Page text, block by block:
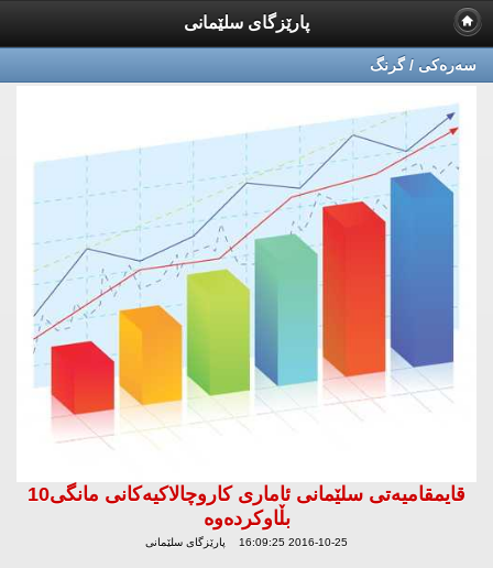
پارێزگای سلێمانی
سه‌ره‌كی / گرنگ
قایمقامیه‌تی سلێمانی ئاماری كاروچالاكیه‌كانی مانگی10
بڵاوكرده‌وه‌
2016-10-25 16:09:25 پارێزگای سلێمانی